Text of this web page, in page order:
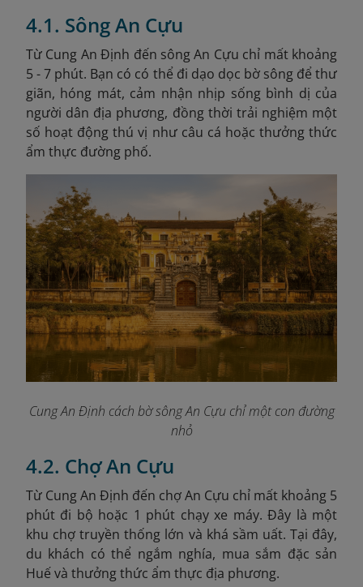
4.1. Sông An Cựu
Từ Cung An Định đến sông An Cựu chỉ mất khoảng
5 - 7 phút. Bạn có có thể đi dạo dọc bờ sông để thư
giãn, hóng mát, cảm nhận nhịp sống bình dị của
người dân địa phương, đồng thời trải nghiệm một
số hoạt động thú vị như câu cá hoặc thưởng thức
ẩm thực đường phố.
Cung An Định cách bờ sông An Cựu chỉ một con đường
nhỏ
4.2. Chợ An Cựu
Từ Cung An Định đến chợ An Cựu chỉ mất khoảng 5
phút đi bộ hoặc 1 phút chạy xe máy. Đây là một
khu chợ truyền thống lớn và khá sầm uất. Tại đây,
du khách có thể ngắm nghía, mua sắm đặc sản
Huế và thưởng thức ẩm thực địa phương.